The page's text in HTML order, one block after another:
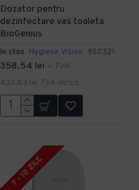
In stoc Hygiene Vision 950321
Dozator pentru
dezinfectare vas toaleta
BioGenius
358,54 lei + TVA
433,83 lei TVA inclus
7 - 10 ZILE